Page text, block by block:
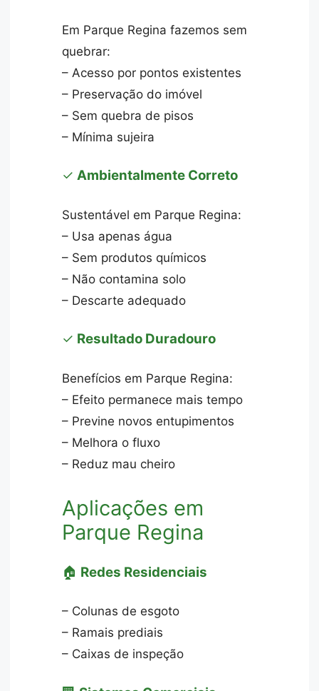
Em Parque Regina fazemos sem
quebrar:
– Acesso por pontos existentes
– Preservação do imóvel
– Sem quebra de pisos
– Mínima sujeira
✓Ambientalmente Correto
Sustentável em Parque Regina:
– Usa apenas água
– Sem produtos químicos
– Não contamina solo
– Descarte adequado
✓ Resultado Duradouro
Benefícios em Parque Regina:
– Efeito permanece mais tempo
– Previne novos entupimentos
– Melhora o fluxo
– Reduz mau cheiro
Aplicações em
Parque Regina
🏠 Redes Residenciais
– Colunas de esgoto
– Ramais prediais
– Caixas de inspeção